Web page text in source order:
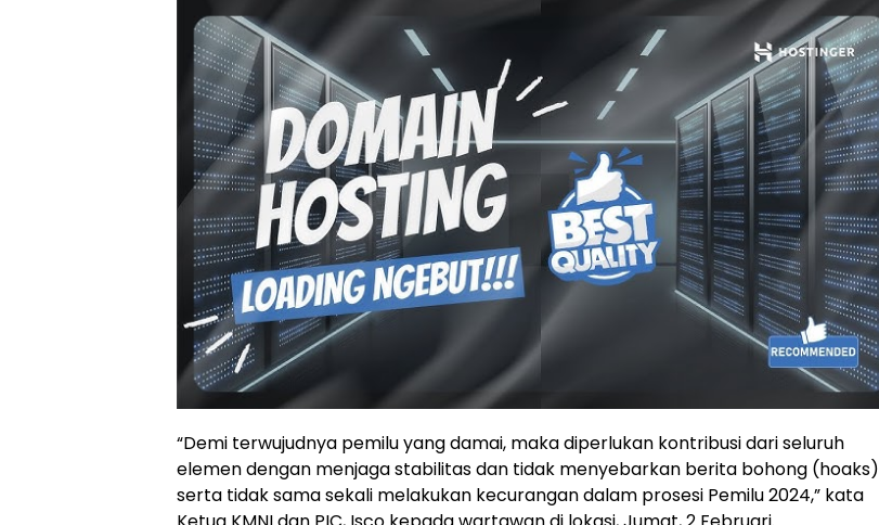
“Demi terwujudnya pemilu yang damai, maka diperlukan kontribusi dari seluruh
elemen dengan menjaga stabilitas dan tidak menyebarkan berita bohong (hoaks)
serta tidak sama sekali melakukan kecurangan dalam prosesi Pemilu 2024,” kata